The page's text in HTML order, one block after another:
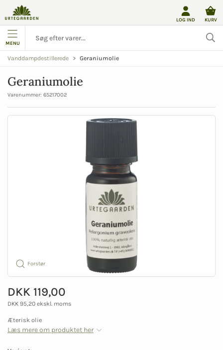
LOG IND KURV
MENU
Vanddampdestillerede Geraniumolie
Geraniumolie
Varenummer: 65217002
Forstør
DKK 119,00
DKK 95,20 ekskl. moms
Æterisk olie
Læs mere om produktet her